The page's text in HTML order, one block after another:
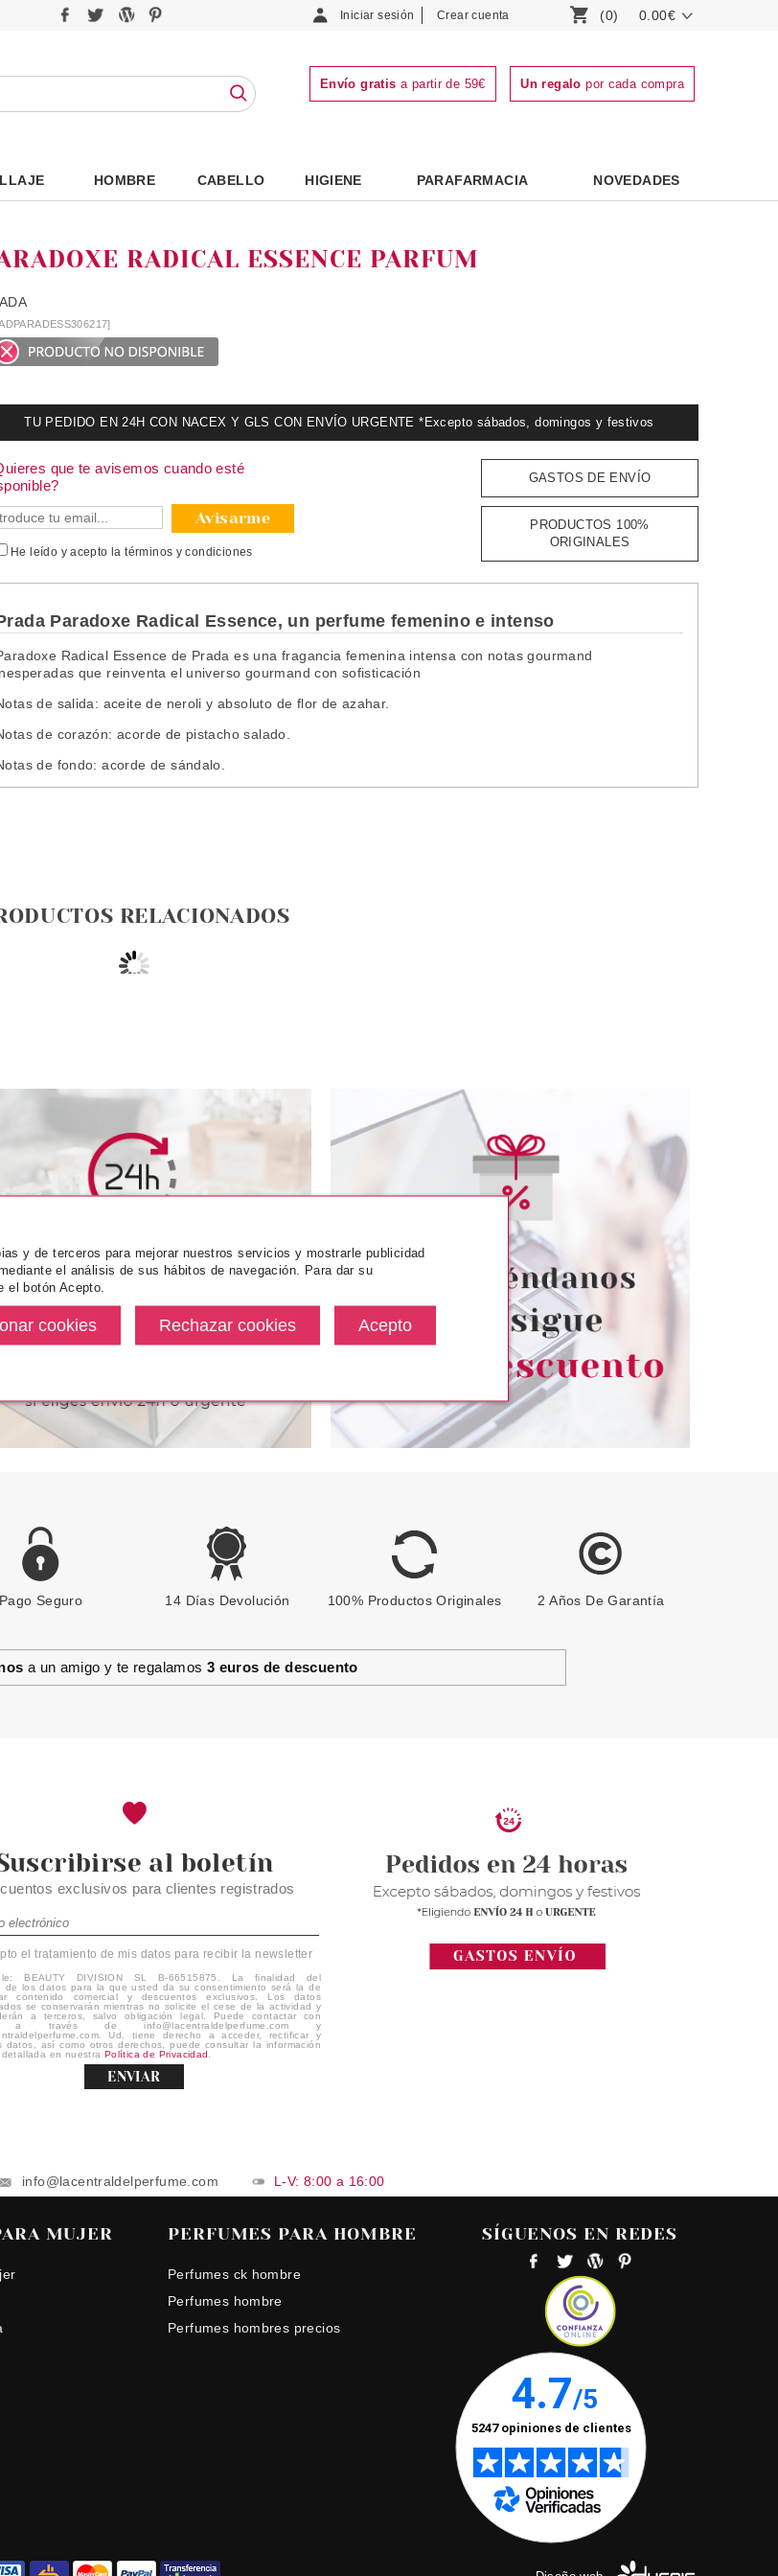
Iniciar sesión Crear cuenta (0) 0.00€
Envío gratis a partir de 59€ Un regalo por cada compra
HOMBRE CABELLO HIGIENE PARAFARMACIA NOVEDADES
RADICAL ESSENCE PARFUM
TU PEDIDO EN 24H CON NACEX Y GLS CON ENVÍO URGENTE *Excepto sábados, domingos y festivos
que te avisemos cuando esté
Avisarme
He leído y acepto latérminos y condiciones
GASTOS DE ENVÍO
PRODUCTOS 100%
ORIGINALES
Paradoxe Radical Essence, un perfume femenino e intenso
Radical Essence de Prada es una fragancia femenina intensa con notas gourmand
que reinventa el universo gourmand con sofisticación
de salida: aceite de neroli y absoluto de flor de azahar.
de corazón:acorde de pistacho salado.
de fondo: acorde de sándalo.
RELACIONADOS
PRADA
Pvr 145.00€
-42%
desde
83.95€
PRADA
Pvr 150.00€
-46% 81.20€
PRADA CANDY EDP 80 ML
Pvr 140.00€
-51%
desde
RECARGABLE
Pvr 165.00€
desde
Pago Seguro 14 Días Devolución 100% Productos Originales 2 Años De Garantía
a un amigo y te regalamos 3 euros de descuento
al boletín
exclusivos para clientes registrados
el tratamiento de mis datos para recibir la newsletter
BEAUTY DIVISION SL B-66515875. La finalidad del
de los datos para la que usted da su consentimiento será la de
contenido comercial y descuentos exclusivos. Los datos
se conservarán mientras no solicite el cese de la actividad y
a terceros, salvo obligación legal. Puede contactar con
a través de info@lacentraldelperfume.com y
Ud. tiene derecho a acceder, rectificar y
datos, así como otros derechos, puede consultar la información
en nuestra Política de Privacidad
ENVIAR
info@lacentraldelperfume.com L-V: 8:00 a 16:00
MUJER PERFUMES PARA HOMBRE
Perfumes ck hombre
Perfumes hombre
Perfumes hombres precios
SÍGUENOS EN REDES
y de terceros para mejorar nuestros servicios y mostrarle publicidad
el análisis de sus hábitos de navegación. Para dar su
el botón Acepto.